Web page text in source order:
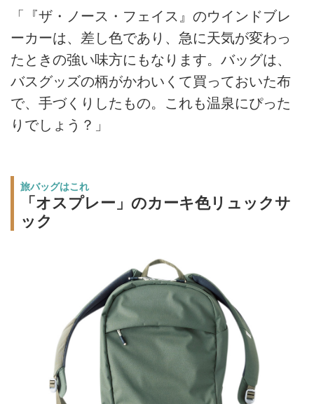
「『ザ・ノース・フェイス』のウインドブレ
ーカーは、差し色であり、急に天気が変わっ
たときの強い味方にもなります。バッグは、
バスグッズの柄がかわいくて買っておいた布
で、手づくりしたもの。これも温泉にぴった
りでしょう？」
旅バッグはこれ
「オスプレー」のカーキ色リュックサ
ック